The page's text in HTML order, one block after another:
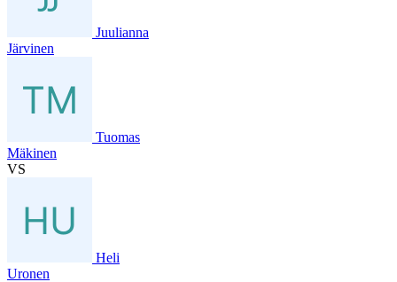
Juulianna
Järvinen
Tuomas
Mäkinen
VS
Heli
Uronen